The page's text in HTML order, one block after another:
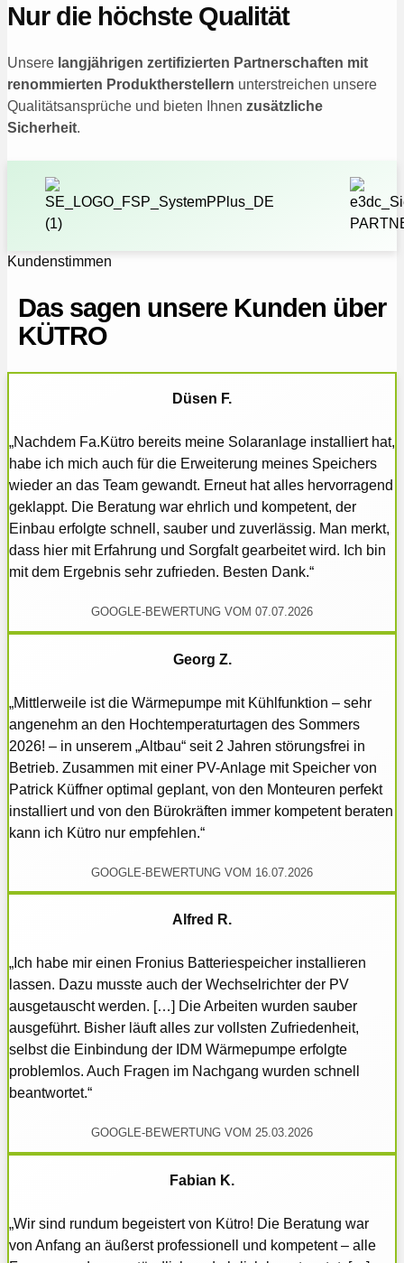
Nur die höchste Qualität
Unsere langjährigen zertifizierten Partnerschaften mit
renommierten Produktherstellern unterstreichen unsere
Qualitätsansprüche und bieten Ihnen zusätzliche
Sicherheit.
Kundenstimmen
Das sagen unsere Kunden über
KÜTRO
Düsen F.
„Nachdem Fa.Kütro bereits meine Solaranlage installiert hat,
habe ich mich auch für die Erweiterung meines Speichers
wieder an das Team gewandt. Erneut hat alles hervorragend
geklappt. Die Beratung war ehrlich und kompetent, der
Einbau erfolgte schnell, sauber und zuverlässig. Man merkt,
dass hier mit Erfahrung und Sorgfalt gearbeitet wird. Ich bin
mit dem Ergebnis sehr zufrieden. Besten Dank.“
GOOGLE-BEWERTUNG VOM 07.07.2026
Georg Z.
„Mittlerweile ist die Wärmepumpe mit Kühlfunktion – sehr
angenehm an den Hochtemperaturtagen des Sommers
2026! – in unserem „Altbau“ seit 2 Jahren störungsfrei in
Betrieb. Zusammen mit einer PV-Anlage mit Speicher von
Patrick Küffner optimal geplant, von den Monteuren perfekt
installiert und von den Bürokräften immer kompetent beraten
kann ich Kütro nur empfehlen.“
GOOGLE-BEWERTUNG VOM 16.07.2026
Alfred R.
„Ich habe mir einen Fronius Batteriespeicher installieren
lassen. Dazu musste auch der Wechselrichter der PV
ausgetauscht werden. […] Die Arbeiten wurden sauber
ausgeführt. Bisher läuft alles zur vollsten Zufriedenheit,
selbst die Einbindung der IDM Wärmepumpe erfolgte
problemlos. Auch Fragen im Nachgang wurden schnell
beantwortet.“
GOOGLE-BEWERTUNG VOM 25.03.2026
Fabian K.
„Wir sind rundum begeistert von Kütro! Die Beratung war
von Anfang an äußerst professionell und kompetent – alle